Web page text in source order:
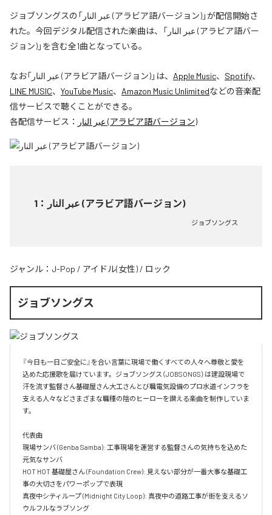
ジョブソングスの「عبر النار (アラビア語バージョン)」が配信開始さ
れた。今回デジタル配信された楽曲は、「عبر النار (アラビア語バー
ジョン)」を含む全1曲となっている。
なお「 عبر النار (アラビア語バージョン)」は、 Apple Music、 Spotify、
LINE MUSIC、 YouTube Music、 Amazon Music Unlimitedなどの音楽配
信サービスで聴くことができる。
各配信サービス：
عبر النار (アラビア語バージョン)
1 ： عبر النار (アラビア語バージョン)
ジョブソングス
ジャンル： J-Pop / アイドル(女性) / ロック
ジョブソングス
『今日も一日ご安全に』を合い言葉に現場で働くすべての人々へ尊敬と愛を
込めた応援歌を届けています。ジョブソングス（JOBSONGS）は建設現場で
汗を流す監督さん基礎屋さん大工さんとび職電気設備のプロ水道インフラを
支える人々などさまざまな職種の陰のヒーローを讃える楽曲を制作していま
す。
代表曲
現場サンバ (Genba Samba): 工事現場を運営する監督さんの気持ちを込めた
元気なサンバ
HOT HOT 基礎屋さん (Foundation Crew): 見えない部分が一番大事な基礎工
事の大切さをパワーポップで表現
真夜中シティループ (Midnight City Loop): 真夜中の道路工事が街を支えるソ
ウルフルなラブソング